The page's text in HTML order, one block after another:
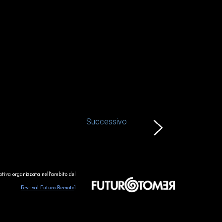
Successivo
organizzata nell'ambito del
Festival Futuro-Remoto1